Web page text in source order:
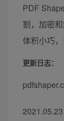
PDF
割，加密
体积小巧
更新日志：